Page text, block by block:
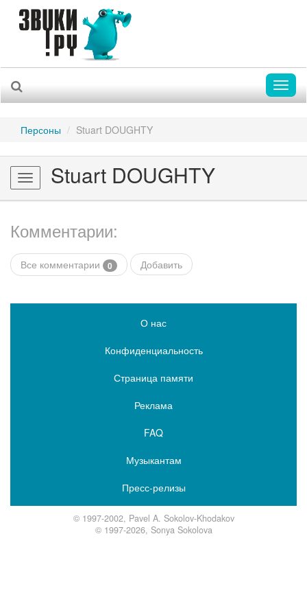
Персоны Stuart DOUGHTY
Toggle
navigation
Stuart DOUGHTY
Комментарии:
Все комментарии 0 Добавить
О нас
Конфиденциальность
Страница памяти
Реклама
FAQ
Музыкантам
Пресс-релизы
© 1997-2002, Pavel A. Sokolov-Khodakov
© 1997-2026, Sonya Sokolova